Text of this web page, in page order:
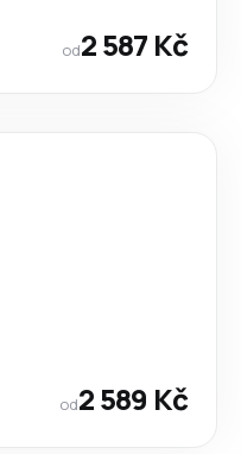
od2 587 Kč
od2 589 Kč